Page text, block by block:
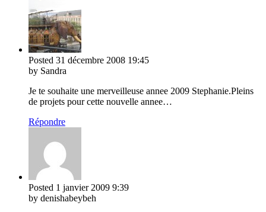
Posted 31 décembre 2008 19:45
by Sandra
Je te souhaite une merveilleuse annee 2009 Stephanie.Pleins
de projets pour cette nouvelle annee…
Répondre
Posted 1 janvier 2009 9:39
by denishabeybeh